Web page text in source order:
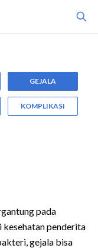
GEJALA
KOMPLIKASI
pada
kesehatan penderita
gejala bisa